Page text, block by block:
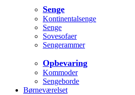
Senge
Kontinentalsenge
Senge
Sovesofaer
Sengerammer
Opbevaring
Kommoder
Sengeborde
Børneværelset